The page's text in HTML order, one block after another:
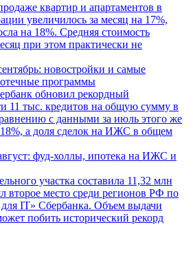
квартир и апартаментов в
увеличилось за месяц на 17%,
на 18%. Средняя стоимость
при этом практически не
новостройки и самые
программы
обновил рекордный
11 тыс. кредитов на общую сумму в
с данными за июль этого же
18%, а доля сделок на ИЖС в общем
фуд-холлы, ипотека на ИЖС и
участка составила 11,32 млн
второе место среди регионов РФ по
IT» Сбербанка. Объем выдачи
побить исторический рекорд